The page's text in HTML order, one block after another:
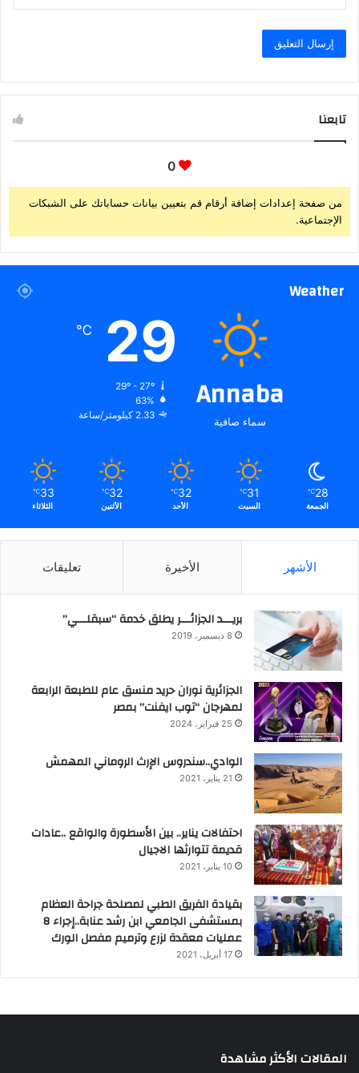
تابعنا
0
من صفحة إعدادات إضافة أرقام قم بتعيين بيانات حساباتك على الشبكات
الإجتماعية.
Weather
Annaba
سماء صافية
29
℃
29º - 27º
63%
2.33 كيلومتر/ساعة
28
℃
الجمعة
31
℃
السبت
32
℃
الأحد
32
℃
الأثنين
33
℃
الثلاثاء
الأشهر الأخيرة تعليقات
بريـــد الجزائـــر يطلق خدمة “سبقلـــي”
8 ديسمبر، 2019
الجزائرية نوران حريد منسق عام للطبعة الرابعة
لمهرجان “توب ايفنت” بمصر
25 فبراير، 2024
الوادي..سندروس الإرث الروماني المهمش
21 يناير، 2021
احتفالات يناير.. بين الأسطورة والواقع ..عادات
قديمة تتوارثها الاجيال
10 يناير، 2021
بقيادة الفريق الطبي لمصلحة جراحة العظام
بمستشفى الجامعي ابن رشد عنابة..إجراء 8
عمليات معقدة لزرع وترميم مفصل الورك
17 أبريل، 2021
المقالات الأكثر مشاهدة